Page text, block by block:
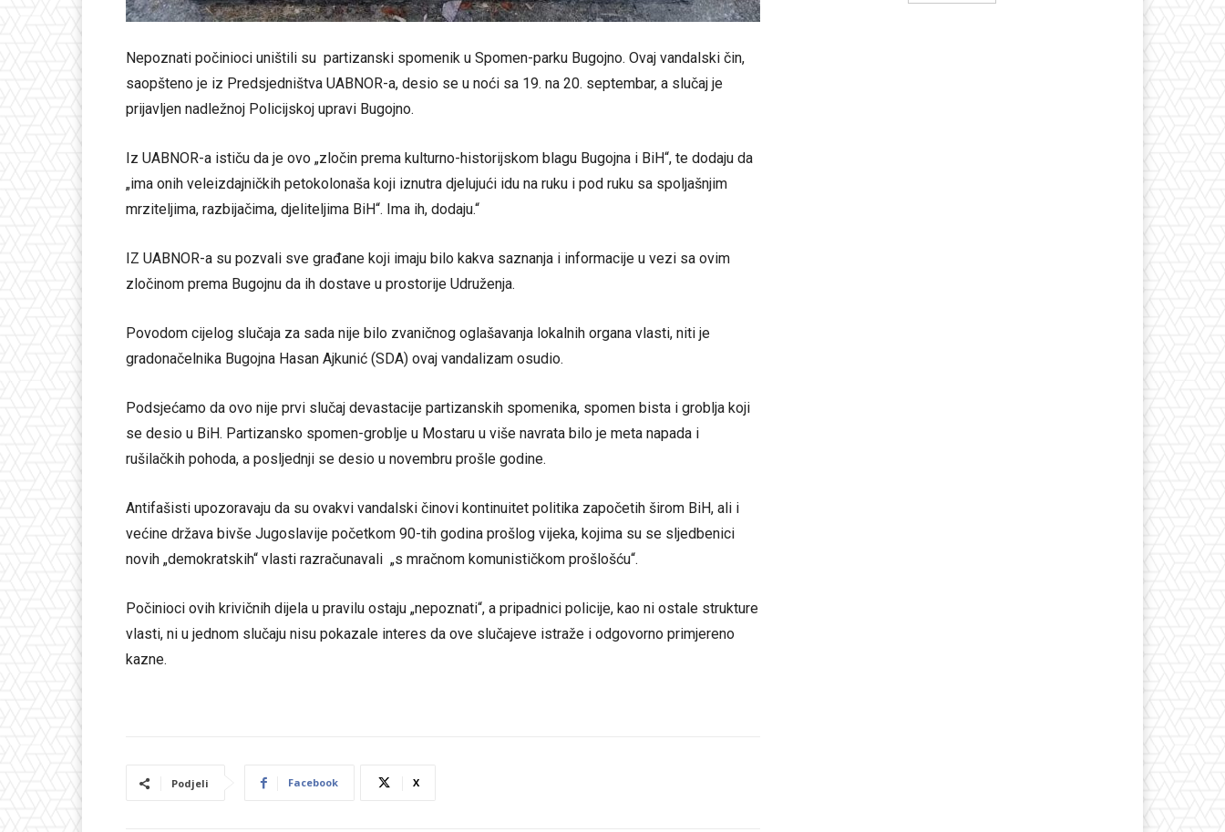
Nepoznati počinioci uništili su partizanski spomenik u Spomen-parku Bugojno. Ovaj vandalski čin,
saopšteno je iz Predsjedništva UABNOR-a, desio se u noći sa 19. na 20. septembar, a slučaj je
prijavljen nadležnoj Policijskoj upravi Bugojno.
Iz UABNOR-a ističu da je ovo „zločin prema kulturno-historijskom blagu Bugojna i BiH“, te dodaju da
„ima onih veleizdajničkih petokolonaša koji iznutra djelujući idu na ruku i pod ruku sa spoljašnjim
mrziteljima, razbijačima, djeliteljima BiH“. Ima ih, dodaju.“
IZ UABNOR-a su pozvali sve građane koji imaju bilo kakva saznanja i informacije u vezi sa ovim
zločinom prema Bugojnu da ih dostave u prostorije Udruženja.
Povodom cijelog slučaja za sada nije bilo zvaničnog oglašavanja lokalnih organa vlasti, niti je
gradonačelnika Bugojna Hasan Ajkunić (SDA) ovaj vandalizam osudio.
Podsjećamo da ovo nije prvi slučaj devastacije partizanskih spomenika, spomen bista i groblja koji
se desio u BiH. Partizansko spomen-groblje u Mostaru u više navrata bilo je meta napada i
rušilačkih pohoda, a posljednji se desio u novembru prošle godine.
Antifašisti upozoravaju da su ovakvi vandalski činovi kontinuitet politika započetih širom BiH, ali i
većine država bivše Jugoslavije početkom 90-tih godina prošlog vijeka, kojima su se sljedbenici
novih „demokratskih“ vlasti razračunavali „s mračnom komunističkom prošlošću“.
Počinioci ovih krivičnih dijela u pravilu ostaju „nepoznati“, a pripadnici policije, kao ni ostale strukture
vlasti, ni u jednom slučaju nisu pokazale interes da ove slučajeve istraže i odgovorno primjereno
kazne.
Podjeli Facebook X